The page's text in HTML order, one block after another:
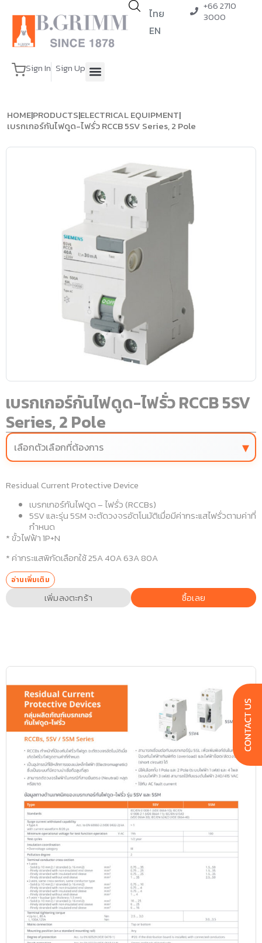
ไทย
EN
+66 2710
3000
Sign In Sign Up
HOME|PRODUCTS|ELECTRICAL EQUIPMENT|
เบรกเกอร์กันไฟดูด-ไฟรั่ว RCCB 5SV Series, 2 Pole
เบรกเกอร์กันไฟดูด-ไฟรั่ว RCCB 5SV
Series, 2 Pole
เลือกตัวเลือกที่ต้องการ ▾
Residual Current Protective Device
เบรกเกอร์กันไฟดูด – ไฟรั่ว (RCCBs)
5SV และรุ่น 5SM จะตัดวงจรอัตโนมัติเมื่อมีค่ากระแสไฟรั่วตามค่าที่
กำหนด
* ขั้วไฟฟ้า 1P+N
* ค่ากระแสพิกัดเลือกใช้ 25A 40A 63A 80A
อ่านเพิ่มเติม
เพิ่มลงตะกร้า ซื้อเลย